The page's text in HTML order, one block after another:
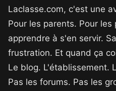
Laclasse.com, c'est une
Pour les parents. Pour
apprendre à s'en servir.
frustration. Et quand ça
Le blog. L'établissement.
Pas les forums. Pas les